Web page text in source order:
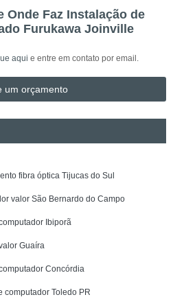
Onde Faz Instalação de
Furukawa Joinville
aqui e entre em contato por email.
um orçamento
fibra óptica Tijucas do Sul
valor São Bernardo do Campo
Ibiporã
Guaíra
Concórdia
computador Toledo PR